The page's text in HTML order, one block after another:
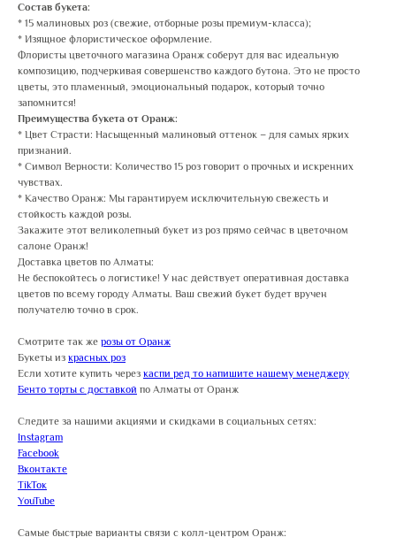
Состав букета:
* 15 малиновых роз (свежие, отборные розы премиум-класса);
* Изящное флористическое оформление.
Флористы цветочного магазина Оранж соберут для вас идеальную
композицию, подчеркивая совершенство каждого бутона. Это не просто
цветы, это пламенный, эмоциональный подарок, который точно
запомнится!
Преимущества букета от Оранж:
* Цвет Страсти: Насыщенный малиновый оттенок – для самых ярких
признаний.
* Символ Верности: Количество 15 роз говорит о прочных и искренних
чувствах.
* Качество Оранж: Мы гарантируем исключительную свежесть и
стойкость каждой розы.
Закажите этот великолепный букет из роз прямо сейчас в цветочном
салоне Оранж!
Доставка цветов по Алматы:
Не беспокойтесь о логистике! У нас действует оперативная доставка
цветов по всему городу Алматы. Ваш свежий букет будет вручен
получателю точно в срок.
Смотрите так же розы от Оранж
Букеты из красных роз
Если хотите купить через каспи ред то напишите нашему менеджеру
Бенто торты с доставкой по Алматы от Оранж
Следите за нашими акциями и скидками в социальных сетях:
Instagram
Facebook
Вконтакте
TikToк
YouTube
Самые быстрые варианты связи с колл-центром Оранж: